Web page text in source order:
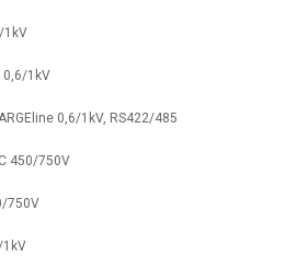
1kV
0,6/1kV
0,6/1kV, RS422/485
450/750V
750V
1kV